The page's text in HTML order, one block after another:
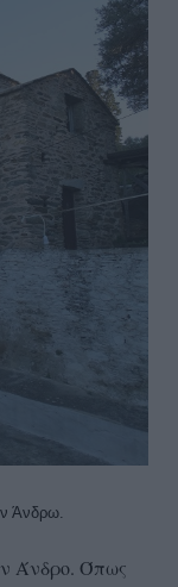
Άνδρω.
Άνδρο. Όπως